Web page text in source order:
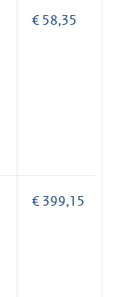
€ 58,35
€ 399,15